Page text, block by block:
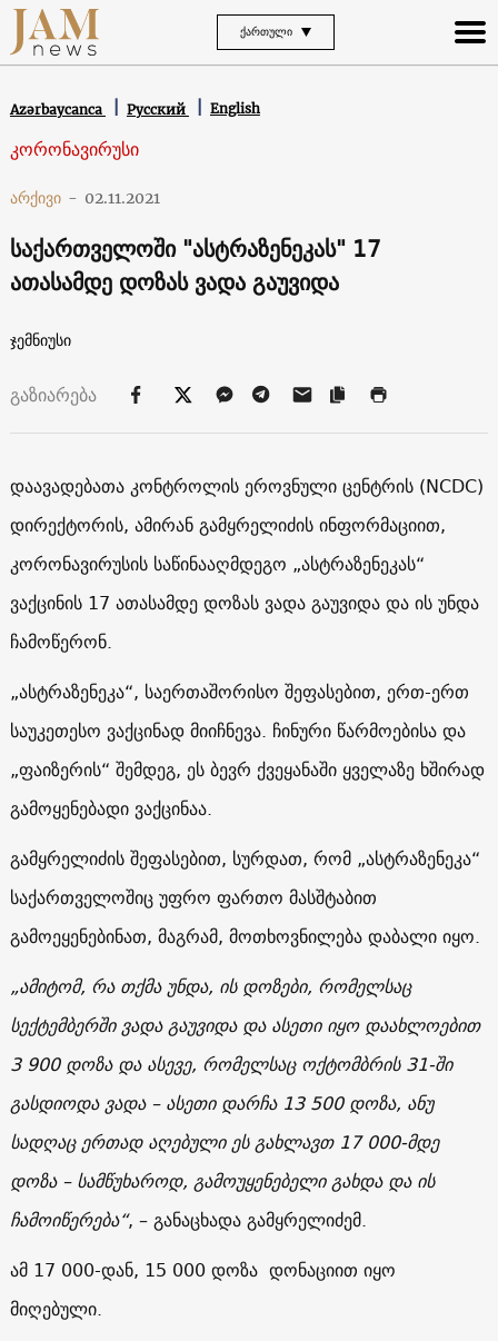
ᲥᲐᲠᲗᲣᲚᲘ
Azərbaycanca Русский English
კორონავირუსი
არქივი - 02.11.2021
საქართველოში "ასტრაზენეკას" 17
ათასამდე დოზას ვადა გაუვიდა
ჯემნიუსი
გაზიარება
დაავადებათა კონტროლის ეროვნული ცენტრის (NCDC)
დირექტორის, ამირან გამყრელიძის ინფორმაციით,
კორონავირუსის საწინააღმდეგო „ასტრაზენეკას“
ვაქცინის 17 ათასამდე დოზას ვადა გაუვიდა და ის უნდა
ჩამოწერონ.
„ასტრაზენეკა“, საერთაშორისო შეფასებით, ერთ-ერთ
საუკეთესო ვაქცინად მიიჩნევა. ჩინური წარმოებისა და
„ფაიზერის“ შემდეგ, ეს ბევრ ქვეყანაში ყველაზე ხშირად
გამოყენებადი ვაქცინაა.
გამყრელიძის შეფასებით, სურდათ, რომ „ასტრაზენეკა“
საქართველოშიც უფრო ფართო მასშტაბით
გამოეყენებინათ, მაგრამ, მოთხოვნილება დაბალი იყო.
„ამიტომ, რა თქმა უნდა, ის დოზები, რომელსაც
სექტემბერში ვადა გაუვიდა და ასეთი იყო დაახლოებით
3 900 დოზა და ასევე, რომელსაც ოქტომბრის 31-ში
გასდიოდა ვადა – ასეთი დარჩა 13 500 დოზა, ანუ
სადღაც ერთად აღებული ეს გახლავთ 17 000-მდე
დოზა – სამწუხაროდ, გამოუყენებელი გახდა და ის
ჩამოიწერება“, – განაცხადა გამყრელიძემ.
ამ 17 000-დან, 15 000 დოზა დონაციით იყო
მიღებული.